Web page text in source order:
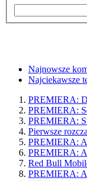
Najnowsze
Najciekawsze
PREMIERA:
PREMIERA:
PREMIERA:
Pierwsze
PREMIERA:
PREMIERA:
Red Bull
PREMIERA: